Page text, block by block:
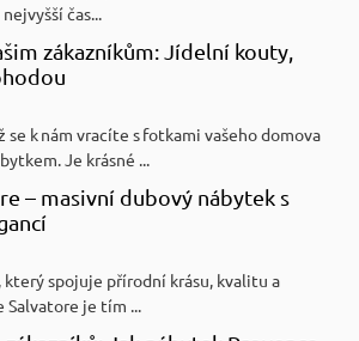
čas...
zákazníkům: Jídelní kouty,
se k nám vracíte s fotkami vašeho domova
Je krásné ...
– masivní dubový nábytek s
spojuje přírodní krásu, kvalitu a
Salvatore je tím ...